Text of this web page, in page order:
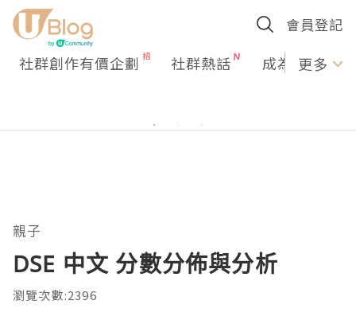
會員登記
社群創作有價企劃 社群熱話 成為U更多
親子
DSE 中文 分數分佈與分析
瀏覽次數:2396